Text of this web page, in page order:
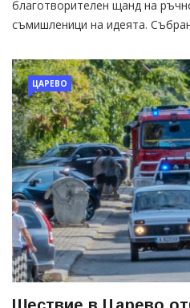
благотворителен щанд на
съмишленици на идеята.
ЦАРЕВО